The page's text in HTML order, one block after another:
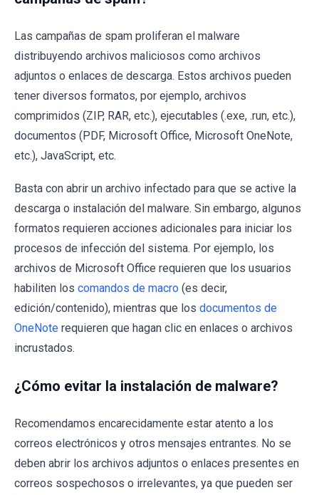
Las campañas de spam proliferan el malware
distribuyendo archivos maliciosos como archivos
adjuntos o enlaces de descarga. Estos archivos pueden
tener diversos formatos, por ejemplo, archivos
comprimidos (ZIP, RAR, etc.), ejecutables (.exe, .run, etc.),
documentos (PDF, Microsoft Office, Microsoft OneNote,
etc.), JavaScript, etc.
Basta con abrir un archivo infectado para que se active la
descarga o instalación del malware. Sin embargo, algunos
formatos requieren acciones adicionales para iniciar los
procesos de infección del sistema. Por ejemplo, los
archivos de Microsoft Office requieren que los usuarios
habiliten los comandos de macro (es decir,
edición/contenido), mientras que los documentos de
OneNote requieren que hagan clic en enlaces o archivos
incrustados.
¿Cómo evitar la instalación de malware?
Recomendamos encarecidamente estar atento a los
correos electrónicos y otros mensajes entrantes. No se
deben abrir los archivos adjuntos o enlaces presentes en
correos sospechosos o irrelevantes, ya que pueden ser